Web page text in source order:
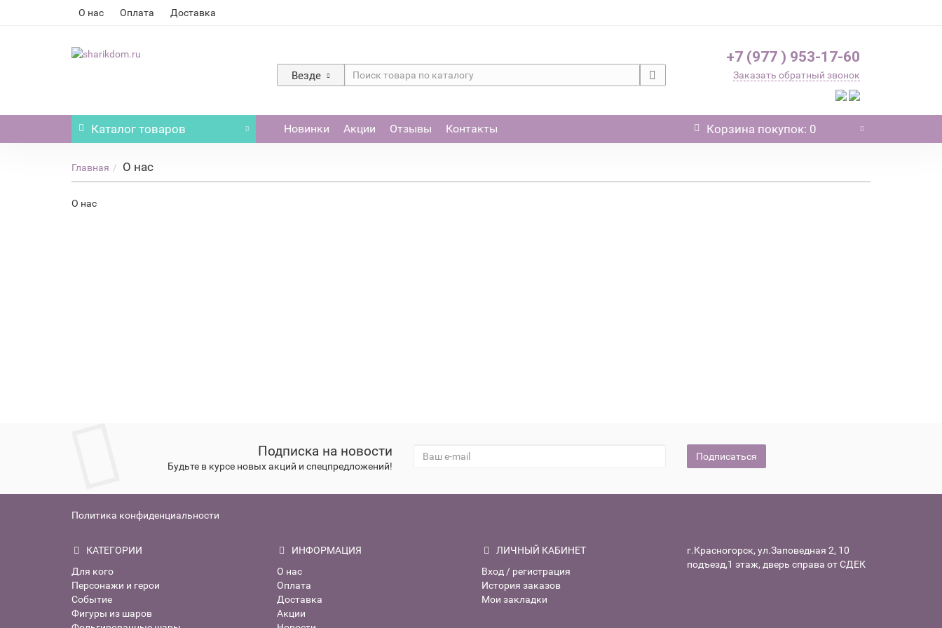
О нас Оплата Доставка
Везде
+7 (977 ) 953-17-60
Заказать обратный звонок
Каталог товаров Новинки Акции Отзывы Контакты Корзина покупок: 0
Главная О нас
О нас
Подписка на новости
Будьте в курсе новых акций и спецпредложений!
Подписаться
Политика конфиденциальности
КАТЕГОРИИ
Для кого
Персонажи и герои
Событие
Фигуры из шаров
ИНФОРМАЦИЯ
О нас
Оплата
Доставка
Акции
ЛИЧНЫЙ КАБИНЕТ
Вход / регистрация
История заказов
Мои закладки
г.Красногорск, ул.Заповедная 2, 10
подъезд,1 этаж, дверь справа от СДЕК